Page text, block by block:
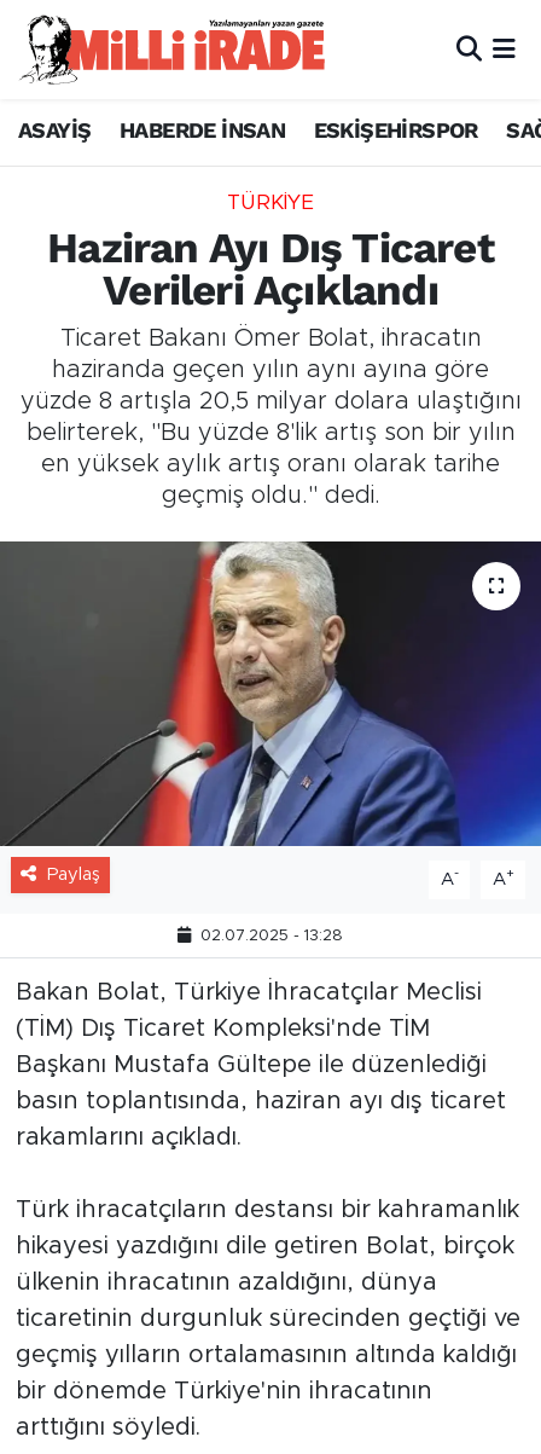
ASAYİŞ HABERDE İNSAN ESKİŞEHİRSPOR
TÜRKİYE
Haziran Ayı Dış Ticaret
Verileri Açıklandı
Ticaret Bakanı Ömer Bolat, ihracatın
haziranda geçen yılın aynı ayına göre
yüzde 8 artışla 20,5 milyar dolara ulaştığını
belirterek, "Bu yüzde 8'lik artış son bir yılın
en yüksek aylık artış oranı olarak tarihe
geçmiş oldu." dedi.
Paylaş A- A+
02.07.2025 - 13:28
Bakan Bolat, Türkiye İhracatçılar Meclisi
(TİM) Dış Ticaret Kompleksi'nde TİM
Başkanı Mustafa Gültepe ile düzenlediği
basın toplantısında, haziran ayı dış ticaret
rakamlarını açıkladı.
Türk ihracatçıların destansı bir kahramanlık
hikayesi yazdığını dile getiren Bolat, birçok
ülkenin ihracatının azaldığını, dünya
ticaretinin durgunluk sürecinden geçtiği ve
geçmiş yılların ortalamasının altında kaldığı
bir dönemde Türkiye'nin ihracatının
arttığını söyledi.